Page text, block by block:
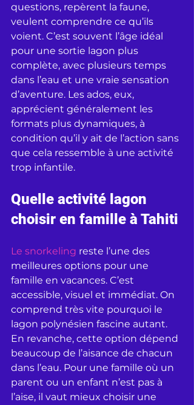
questions, repèrent la faune,
veulent comprendre ce qu’ils
voient. C’est souvent l’âge idéal
pour une sortie lagon plus
complète, avec plusieurs temps
dans l’eau et une vraie sensation
d’aventure. Les ados, eux,
apprécient généralement les
formats plus dynamiques, à
condition qu’il y ait de l’action sans
que cela ressemble à une activité
trop infantile.
Quelle activité lagon
choisir en famille à Tahiti
Le snorkeling reste l’une des
meilleures options pour une
famille en vacances. C’est
accessible, visuel et immédiat. On
comprend très vite pourquoi le
lagon polynésien fascine autant.
En revanche, cette option dépend
beaucoup de l’aisance de chacun
dans l’eau. Pour une famille où un
parent ou un enfant n’est pas à
l’aise, il vaut mieux choisir une